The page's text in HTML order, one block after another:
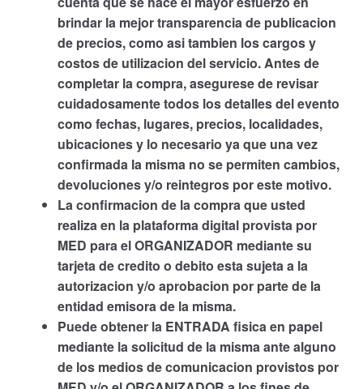
brindar la mejor transparencia de publicacion
de precios, como asi tambien los cargos y
costos de utilizacion del servicio. Antes de
completar la compra, asegurese de revisar
cuidadosamente todos los detalles del evento
como fechas, lugares, precios, localidades,
ubicaciones y lo necesario ya que una vez
confirmada la misma no se permiten cambios,
devoluciones y/o reintegros por este motivo.
La confirmacion de la compra que usted
realiza en la plataforma digital provista por
MED para el ORGANIZADOR mediante su
tarjeta de credito o debito esta sujeta a la
autorizacion y/o aprobacion por parte de la
entidad emisora de la misma.
Puede obtener la ENTRADA fisica en papel
mediante la solicitud de la misma ante alguno
de los medios de comunicacion provistos por